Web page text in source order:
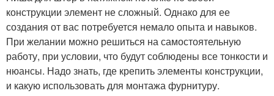
конструкции элемент не сложный. Однако для ее
создания от вас потребуется немало опыта и навыков.
При желании можно решиться на самостоятельную
работу, при условии, что будут соблюдены все тонкости и
нюансы. Надо знать, где крепить элементы конструкции,
и какую использовать для монтажа фурнитуру.